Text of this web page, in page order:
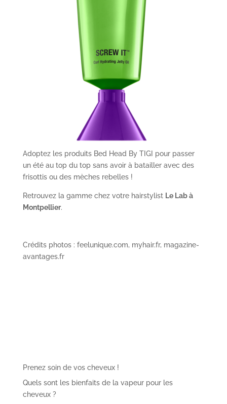
Adoptez les produits Bed Head By TIGI pour passer
un été au top du top sans avoir à batailler avec des
frisottis ou des mèches rebelles !
Retrouvez la gamme chez votre hairstylist Le Lab à
Montpellier.
Crédits photos : feelunique.com, myhair.fr, magazine-
avantages.fr
Prenez soin de vos cheveux !
Quels sont les bienfaits de la vapeur pour les
cheveux ?